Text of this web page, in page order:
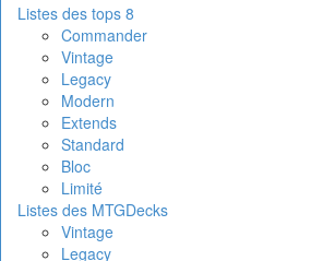
Listes des tops 8
Commander
Vintage
Legacy
Modern
Extends
Standard
Bloc
Limité
Listes des MTGDecks
Vintage
Legacy